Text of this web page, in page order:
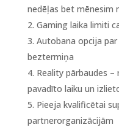
nedēļas bet mēnesim
Gaming laika limiti
Autobana opcija
beztermiņa
Reality pārbaudes
pavadīto laiku un
Pieeja kvalificētai
partnerorganizācijām